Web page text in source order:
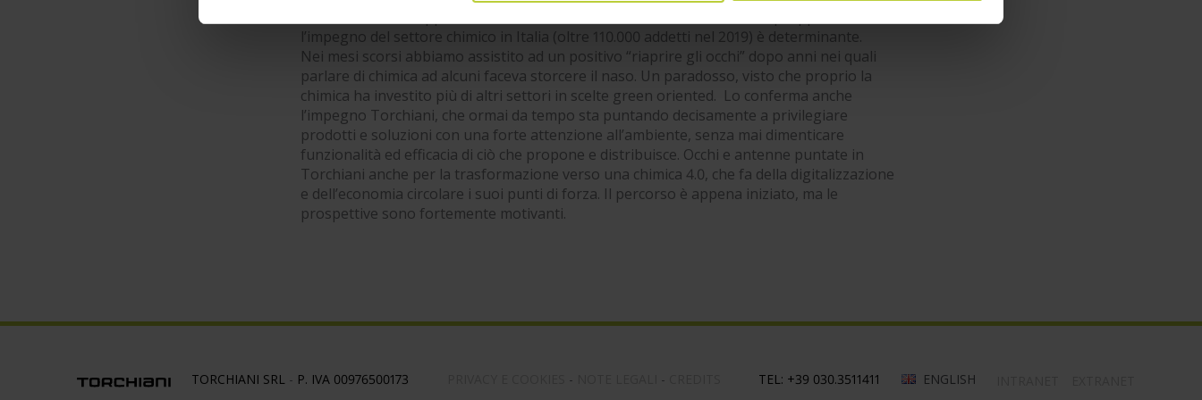
l’impegno del settore chimico in Italia (oltre 110.000 addetti nel 2019) è determinante.
Nei mesi scorsi abbiamo assistito ad un positivo “riaprire gli occhi” dopo anni nei quali
parlare di chimica ad alcuni faceva storcere il naso. Un paradosso, visto che proprio la
chimica ha investito più di altri settori in scelte green oriented. Lo conferma anche
l’impegno Torchiani, che ormai da tempo sta puntando decisamente a privilegiare
prodotti e soluzioni con una forte attenzione all’ambiente, senza mai dimenticare
funzionalità ed efficacia di ciò che propone e distribuisce. Occhi e antenne puntate in
Torchiani anche per la trasformazione verso una chimica 4.0, che fa della digitalizzazione
e dell’economia circolare i suoi punti di forza. Il percorso è appena iniziato, ma le
prospettive sono fortemente motivanti.
TORCHIANI SRL - P. IVA 00976500173 - - TEL: +39 030.3511411 ENGLISH